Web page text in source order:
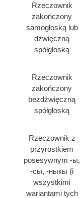
Rzeczownik
zakończony
samogłoską lub
dźwięczną
spółgłoską
Rzeczownik
zakończony
bezdźwięczną
spółgłoską
Rzeczownik z
przyrostkiem
posesywnym -ы,
-сы, -ныкы (i
wszystkimi
wariantami tych